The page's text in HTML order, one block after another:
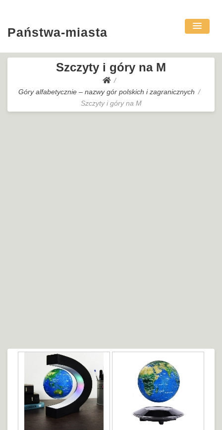
Państwa-miasta
Szczyty i góry na M
Góry alfabetycznie – nazwy gór polskich i zagranicznych
Szczyty i góry na M